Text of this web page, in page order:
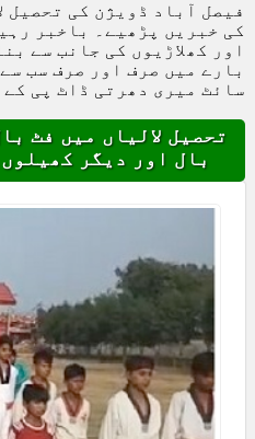
فیصل آباد ڈویژن کی تحصیل
کی خبریں پڑھیے۔ باخبر
اور کھلاڑیوں کی جانب سے
بارے میں صرف اور صرف سب
سائٹ میری دھرتی ڈاٹ پی کے
تحصیل لالیاں میں فٹ
بال اور دیگر